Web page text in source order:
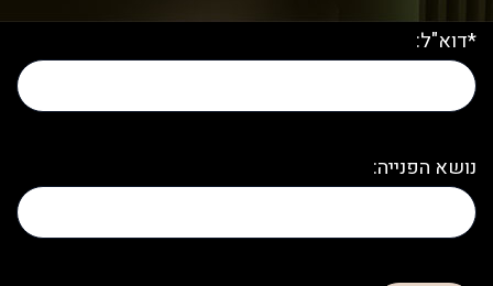
*דוא"ל:
נושא הפנייה: